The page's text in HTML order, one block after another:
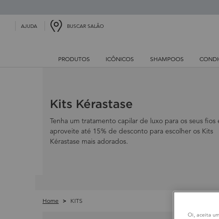
AJUDA BUSCAR SALÃO
PRODUTOS ICÔNICOS SHAMPOOS
Kits Kérastase
Tenha um tratamento capilar de luxo para os seus fios
aproveite até 15% de desconto para escolher os Kits
Kérastase mais adorados.
Home KITS
Oi, aceita